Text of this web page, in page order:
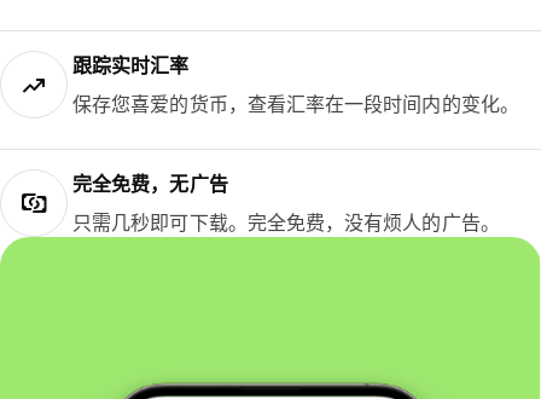
跟踪实时汇率
保存您喜爱的货币，查看汇率在一段时间内的变化。
完全免费，无广告
只需几秒即可下载。完全免费，没有烦人的广告。